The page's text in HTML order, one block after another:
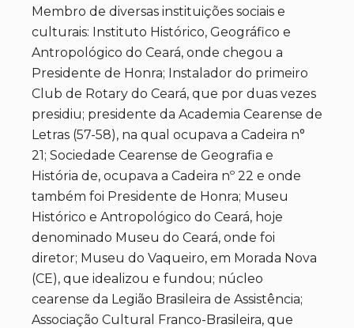
Membro de diversas instituições sociais e
culturais: Instituto Histórico, Geográfico e
Antropológico do Ceará, onde chegou a
Presidente de Honra; Instalador do primeiro
Club de Rotary do Ceará, que por duas vezes
presidiu; presidente da Academia Cearense de
Letras (57-58), na qual ocupava a Cadeira n°
21; Sociedade Cearense de Geografia e
História de, ocupava a Cadeira nº 22 e onde
também foi Presidente de Honra; Museu
Histórico e Antropológico do Ceará, hoje
denominado Museu do Ceará, onde foi
diretor; Museu do Vaqueiro, em Morada Nova
(CE), que idealizou e fundou; núcleo
cearense da Legião Brasileira de Assistência;
Associação Cultural Franco-Brasileira, que